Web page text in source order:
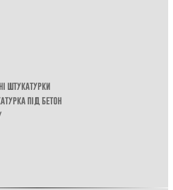
штукатурки
під бетон